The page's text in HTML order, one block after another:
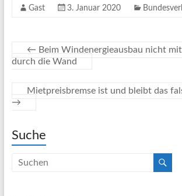
Gast 3. Januar 2020
← Beim Windenergieausbau nicht
durch die Wand
Mietpreisbremse ist und bleibt das
→
Suche